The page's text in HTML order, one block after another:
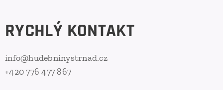
RYCHLÝ KONTAKT
info@hudebninystrnad.cz
+420 776 477 867